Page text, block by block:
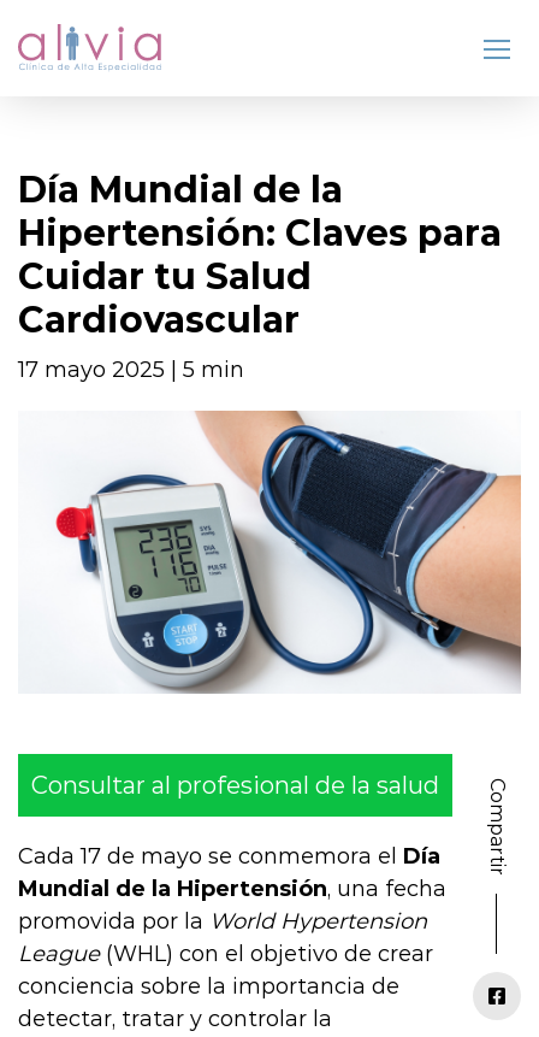
Día Mundial de la
Hipertensión: Claves para
Cuidar tu Salud
Cardiovascular
17 mayo 2025 | 5 min
Consultar al profesional de la salud
Cada 17 de mayo se conmemora el Día
Mundial de la Hipertensión, una fecha
promovida por la World Hypertension
League(WHL) con el objetivo de crear
conciencia sobre la importancia de
detectar, tratar y controlar la
Compartir